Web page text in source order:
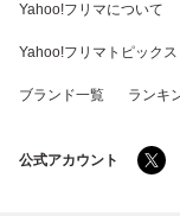
Yahoo!フリマについて
Yahoo!フリマトピックス
ブランド一覧 ランキ
公式アカウント